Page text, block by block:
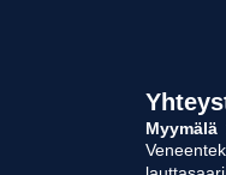
Myymälä